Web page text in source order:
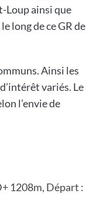
Loup ainsi que
long de ce GR de
Ainsi les
variés. Le
l’envie de
1208m, Départ :